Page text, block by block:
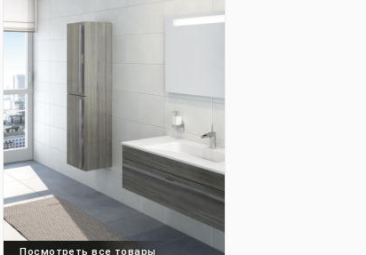
Посмотреть все товары
MIRRORS/PREMIUM